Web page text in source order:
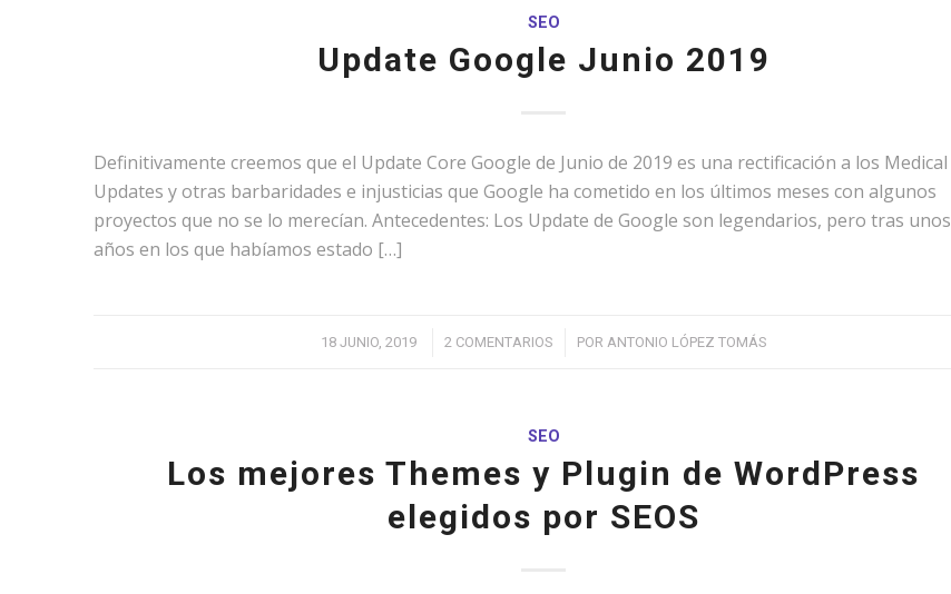
SEO
Update Google Junio 2019
Definitivamente creemos que el Update Core Google de Junio de 2019 es una rectificación a los Medical
Updates y otras barbaridades e injusticias que Google ha cometido en los últimos meses con algunos
proyectos que no se lo merecían. Antecedentes: Los Update de Google son legendarios, pero tras unos
años en los que habíamos estado […]
18 JUNIO, 2019
/ 2 COMENTARIOS
/ POR ANTONIO LÓPEZ TOMÁS
SEO
Los mejores Themes y Plugin de WordPress
elegidos por SEOS